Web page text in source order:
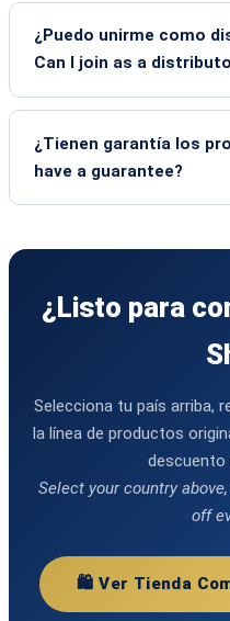
¿Puedo unirme como
Can I join as a
¿Tienen garantía los
have a guarantee?
¿Listo para
Selecciona tu país arriba,
la línea de productos
descuento
Select your country
off
🛍️ Ver Tienda